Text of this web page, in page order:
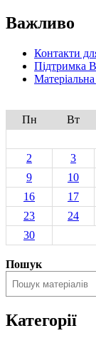
Важливо
Контакти
Підтримка
Пн
Вт
2
3
9
10
16
17
23
24
30
Пошук
Категорії